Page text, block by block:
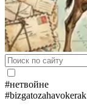
#нетвойне
#bizgatozahavokerak